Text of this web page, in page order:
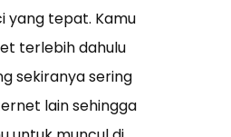
yang tepat. Kamu
terlebih dahulu
sekiranya sering
lain sehingga